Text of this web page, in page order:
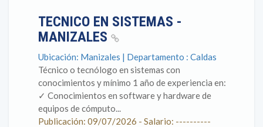
TECNICO EN SISTEMAS -
MANIZALES
Ubicación: Manizales | Departamento : Caldas
Técnico o tecnólogo en sistemas con
conocimientos y mínimo 1 año de experiencia en: ​
✓ Conocimientos en software y hardware de
equipos de cómputo...
Publicación: 09/07/2026 - Salario: ----------